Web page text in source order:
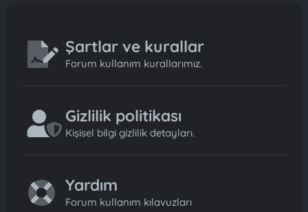
Şartlar ve kurallar
Forum kullanım kurallarımız.
Gizlilik politikası
Kişisel bilgi gizlilik detayları.
Yardım
Forum kullanım kılavuzları